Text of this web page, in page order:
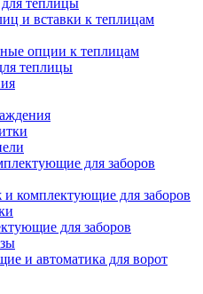
теплицы
и вставки к теплицам
опции к теплицам
теплицы
для заборов
комплектующие для заборов
для заборов
и автоматика для ворот